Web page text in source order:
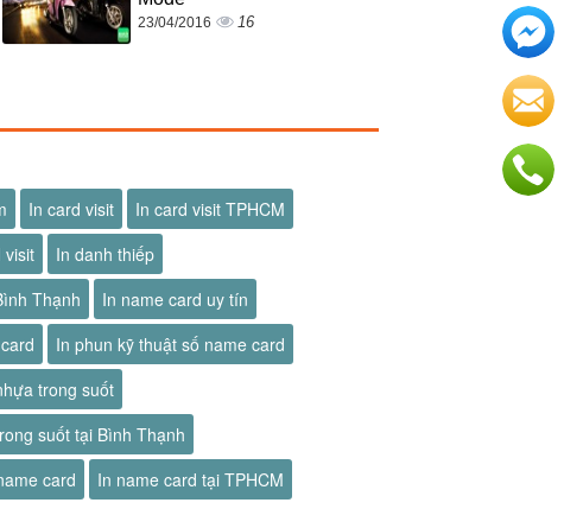
23/04/2016 16
In card visit
In card visit TPHCM
visit
In danh thiếp
Thạnh
In name card uy tín
In phun kỹ thuật số name card
trong suốt
suốt tại Bình Thạnh
card
In name card tại TPHCM